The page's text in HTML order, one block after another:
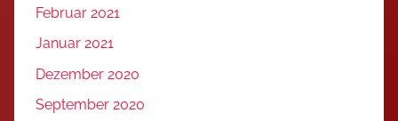
Februar 2021
Januar 2021
Dezember 2020
September 2020